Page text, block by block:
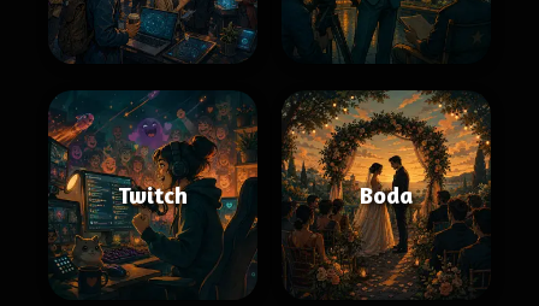
Twitch Boda